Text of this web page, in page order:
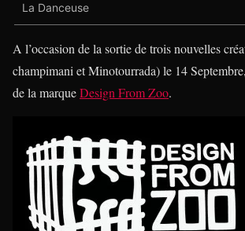
La Danceuse
A l’occasion de la sortie de trois nouvelles
champimani et Minotourrada) le 14
de la marqueDesign From Zoo.